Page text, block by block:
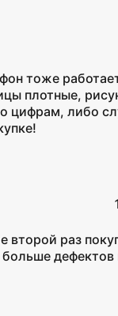
тоже
плотные,
цифрам, либо
раз
больше